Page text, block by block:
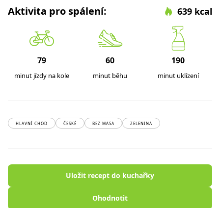
Aktivita pro spálení: 639 kcal
79
minut jízdy na kole
60
minut běhu
190
minut uklízení
HLAVNÍ CHOD ČESKÉ BEZ MASA ZELENINA
Uložit recept do kuchařky
Ohodnotit